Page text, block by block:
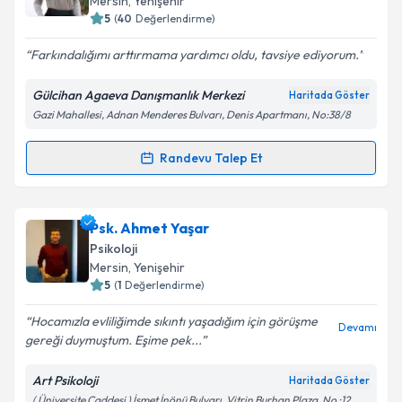
Kişisel verilerimin işlenmesine ilişkinAydınlatma
Metni'ni okudum ve kişisel verilerimin belirtilen
kapsamda işlenmesini kabul ediyorum.
5 (40 Değerlendirme)
Farkındalığımı arttırmama yardımcı oldu, tavsiye ediyorum.
Gülcihan Agaeva Danışmanlık Merkezi Haritada Göster
Gazi Mahallesi, Adnan Menderes Bulvarı, Denis Apartmanı, No:38/8
Randevu Talep Et
Randevu Takvimi Talebi
Klinik Psikolog Gülcihan Agaeva
takvimi talebi oluşturun. Size bu uzmandan randevu
almanız için bir takvim hazırlandığında e-posta ile
bilgilendireceğiz.
E-posta Adresiniz
Psk. Ahmet Yaşar
Psikoloji
Mersin, Yenişehir
5 (1 Değerlendirme)
Hocamızla evliliğimde sıkıntı yaşadığım için görüşme
gereği duymuştum. Eşime pek...
Devamı
Art Psikoloji Haritada Göster